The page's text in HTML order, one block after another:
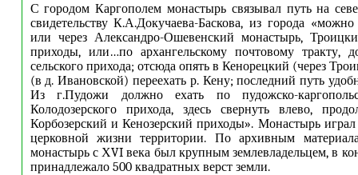
С городом Каргополем монастырь связывал путь на
свидетельству К.А.Докучаева-Баскова, из города
или через Александро-Ошевенский монастырь,
приходы, или…по архангельскому почтовому тракту,
сельского прихода; отсюда опять в Кенорецкий (через
(в д. Ивановской) переехать р. Кену; последний путь
Из г.Пудожи должно ехать по пудожско-
Колодозерского прихода, здесь свернуть влево,
Корбозерский и Кенозерский приходы». Монастырь
церковной жизни территории. По архивным
монастырь с ХVI века был крупным землевладельцем, в
принадлежало 500 квадратных верст земли.